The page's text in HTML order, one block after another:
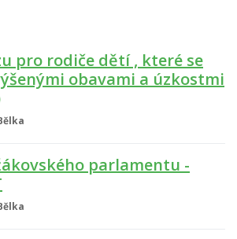
pro rodiče dětí , které se
obavami a úzkostmi
parlamentu -